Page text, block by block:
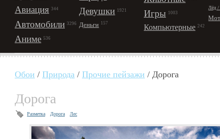
Авиация 344
Автомобили 3296
Аниме 536
Девушки 1921
Деньги 157
Игры 1003
Компьютерные 242
Лёд
Обои / Природа / Прочие пейзажи / Дорога
Дорога
Разметка Дорога Лес